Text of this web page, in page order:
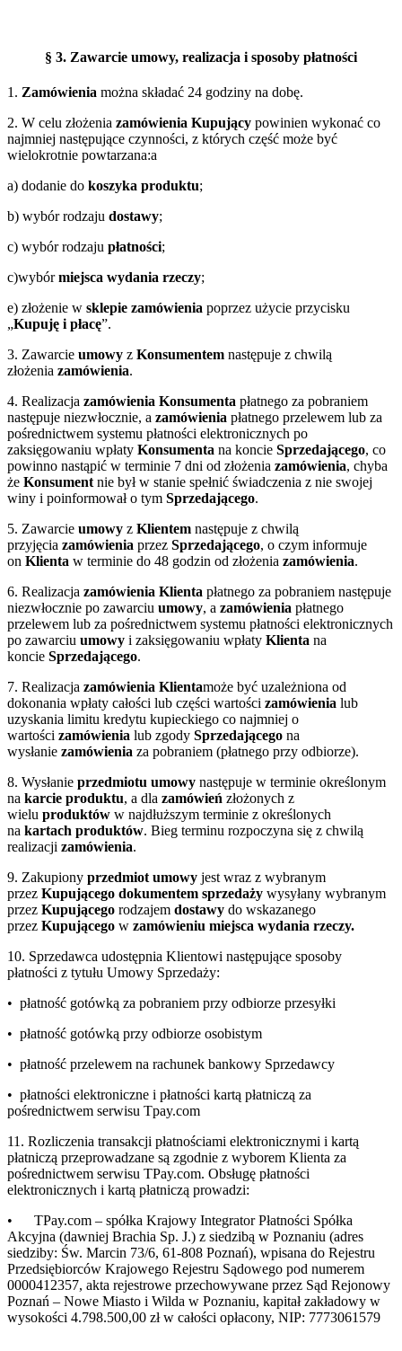
§ 3. Zawarcie umowy, realizacja i sposoby płatności
1. Zamówienia można składać 24 godziny na dobę.
2. W celu złożenia zamówienia Kupujący powinien wykonać co
najmniej następujące czynności, z których część może być
wielokrotnie powtarzana:a
a) dodanie do koszyka produktu;
b) wybór rodzaju dostawy;
c) wybór rodzaju płatności;
c)wybórmiejsca wydania rzeczy;
e) złożenie w sklepie zamówienia poprzez użycie przycisku
„Kupuję i płacę”.
3. Zawarcie umowy z Konsumentem następuje z chwilą
złożenia zamówienia.
4. Realizacja zamówienia Konsumenta płatnego za pobraniem
następuje niezwłocznie, a zamówienia płatnego przelewem lub za
pośrednictwem systemu płatności elektronicznych po
zaksięgowaniu wpłaty Konsumenta na koncie Sprzedającego, co
powinno nastąpić w terminie 7 dni od złożenia zamówienia, chyba
że Konsumentnie był w stanie spełnić świadczenia z nie swojej
winy i poinformował o tym Sprzedającego.
5. Zawarcie umowy z Klientem następuje z chwilą
przyjęcia zamówienia przez Sprzedającego, o czym informuje
on Klienta w terminie do 48 godzin od złożenia zamówienia.
6. Realizacja zamówienia Klienta płatnego za pobraniem następuje
niezwłocznie po zawarciu umowy, a zamówienia płatnego
przelewem lub za pośrednictwem systemu płatności elektronicznych
po zawarciu umowy i zaksięgowaniu wpłaty Klienta na
koncie Sprzedającego.
7. Realizacja zamówienia Klientamoże być uzależniona od
dokonania wpłaty całości lub części wartości zamówienia lub
uzyskania limitu kredytu kupieckiego co najmniej o
wartości zamówienia lub zgody Sprzedającego na
wysłanie zamówienia za pobraniem (płatnego przy odbiorze).
8. Wysłanie przedmiotu umowy następuje w terminie określonym
na karcie produktu, a dla zamówień złożonych z
wielu produktów w najdłuższym terminie z określonych
na kartach produktów. Bieg terminu rozpoczyna się z chwilą
realizacji zamówienia.
9. Zakupiony przedmiot umowy jest wraz z wybranym
przez Kupującego dokumentem sprzedaży wysyłany wybranym
przez Kupującego rodzajem dostawy do wskazanego
przez Kupującego w zamówieniu miejsca wydania rzeczy.
10. Sprzedawca udostępnia Klientowi następujące sposoby
płatności z tytułu Umowy Sprzedaży:
• płatność gotówką za pobraniem przy odbiorze przesyłki
• płatność gotówką przy odbiorze osobistym
• płatność przelewem na rachunek bankowy Sprzedawcy
• płatności elektroniczne i płatności kartą płatniczą za
pośrednictwem serwisu Tpay.com
11. Rozliczenia transakcji płatnościami elektronicznymi i kartą
płatniczą przeprowadzane są zgodnie z wyborem Klienta za
pośrednictwem serwisu TPay.com. Obsługę płatności
elektronicznych i kartą płatniczą prowadzi:
• TPay.com – spółka Krajowy Integrator Płatności Spółka
Akcyjna (dawniej Brachia Sp. J.) z siedzibą w Poznaniu (adres
siedziby: Św. Marcin 73/6, 61-808 Poznań), wpisana do Rejestru
Przedsiębiorców Krajowego Rejestru Sądowego pod numerem
0000412357, akta rejestrowe przechowywane przez Sąd Rejonowy
Poznań – Nowe Miasto i Wilda w Poznaniu, kapitał zakładowy w
wysokości 4.798.500,00 zł w całości opłacony, NIP: 7773061579